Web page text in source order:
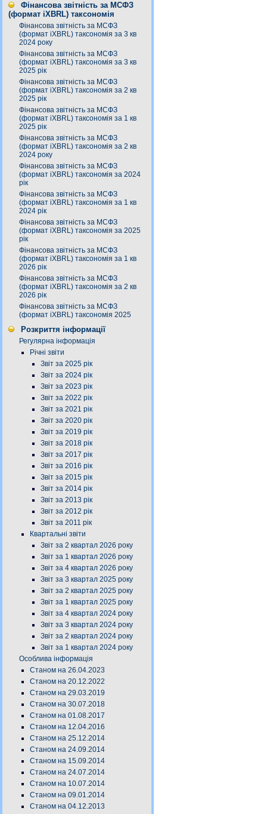
Фінансова звітність за МСФЗ
(формат iXBRL) таксономія
Фінансова звітність за МСФЗ
(формат iXBRL) таксономія за 3 кв
2024 року
Фінансова звітність за МСФЗ
(формат iXBRL) таксономія за 3 кв
2025 рік
Фінансова звітність за МСФЗ
(формат iXBRL) таксономія за 2 кв
2025 рік
Фінансова звітність за МСФЗ
(формат iXBRL) таксономія за 1 кв
2025 рік
Фінансова звітність за МСФЗ
(формат iXBRL) таксономія за 2 кв
2024 року
Фінансова звітність за МСФЗ
(формат iXBRL) таксономія за 2024
рік
Фінансова звітність за МСФЗ
(формат iXBRL) таксономія за 1 кв
2024 рік
Фінансова звітність за МСФЗ
(формат iXBRL) таксономія за 2025
рік
Фінансова звітність за МСФЗ
(формат iXBRL) таксономія за 1 кв
2026 рік
Фінансова звітність за МСФЗ
(формат iXBRL) таксономія за 2 кв
2026 рік
Фінансова звітність за МСФЗ
(формат iXBRL) таксономія 2025
Розкриття інформації
Регулярна інформація
Річні звіти
Звіт за 2025 рік
Звіт за 2024 рік
Звіт за 2023 рік
Звіт за 2022 рік
Звіт за 2021 рік
Звіт за 2020 рік
Звіт за 2019 рік
Звіт за 2018 рік
Звіт за 2017 рік
Звіт за 2016 рік
Звіт за 2015 рік
Звіт за 2014 рік
Звіт за 2013 рік
Звіт за 2012 рік
Звіт за 2011 рік
Квартальні звіти
Звіт за 2 квартал 2026 року
Звіт за 1 квартал 2026 року
Звіт за 4 квартал 2026 року
Звіт за 3 квартал 2025 року
Звіт за 2 квартал 2025 року
Звіт за 1 квартал 2025 року
Звіт за 4 квартал 2024 року
Звіт за 3 квартал 2024 року
Звіт за 2 квартал 2024 року
Звіт за 1 квартал 2024 року
Особлива інформація
Станом на 26.04.2023
Станом на 20.12.2022
Станом на 29.03.2019
Станом на 30.07.2018
Станом на 01.08.2017
Станом на 12.04.2016
Станом на 25.12.2014
Станом на 24.09.2014
Станом на 15.09.2014
Станом на 24.07.2014
Станом на 10.07.2014
Станом на 09.01.2014
Станом на 04.12.2013